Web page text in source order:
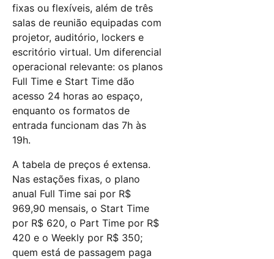
fixas ou flexíveis, além de três
salas de reunião equipadas com
projetor, auditório, lockers e
escritório virtual. Um diferencial
operacional relevante: os planos
Full Time e Start Time dão
acesso 24 horas ao espaço,
enquanto os formatos de
entrada funcionam das 7h às
19h.
A tabela de preços é extensa.
Nas estações fixas, o plano
anual Full Time sai por R$
969,90 mensais, o Start Time
por R$ 620, o Part Time por R$
420 e o Weekly por R$ 350;
quem está de passagem paga